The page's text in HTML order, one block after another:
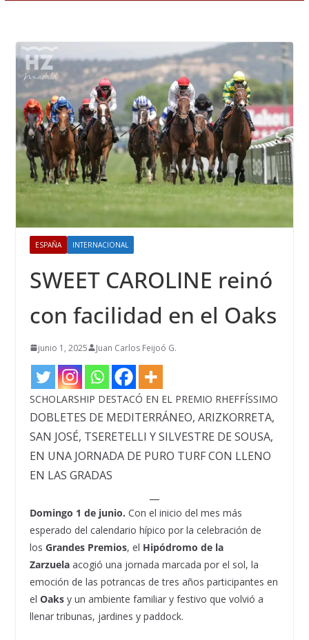
ESPAÑA INTERNACIONAL
SWEET CAROLINE reinó
con facilidad en el Oaks
junio 1, 2025 Juan Carlos Feijoó G.
SCHOLARSHIP DESTACÓ EN EL PREMIO RHEFFÍSSIMO
DOBLETES DE MEDITERRÁNEO, ARIZKORRETA,
SAN JOSÉ, TSERETELLI Y SILVESTRE DE SOUSA,
EN UNA JORNADA DE PURO TURF CON LLENO
EN LAS GRADAS
Domingo 1 de junio. Con el inicio del mes más
esperado del calendario hípico por la celebración de
los Grandes Premios, el Hipódromo de la
Zarzuelaacogió una jornada marcada por el sol, la
emoción de las potrancas de tres años participantes en
el Oaksy un ambiente familiar y festivo que volvió a
llenar tribunas, jardines y paddock.